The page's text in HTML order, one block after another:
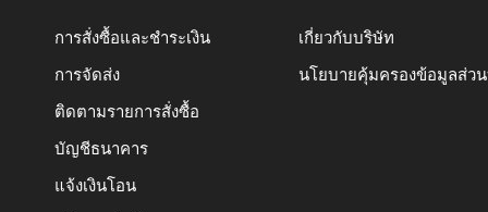
การสั่งซื้อและชำระเงิน
การจัดส่ง
ติดตามรายการสั่งซื้อ
บัญชีธนาคาร
แจ้งเงินโอน
เกี่ยวกับบริษัท
นโยบายคุ้มครองข้อมูลส่ว